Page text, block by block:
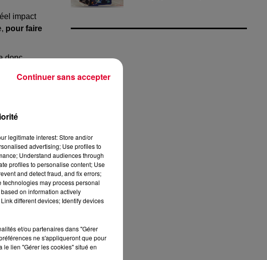
impact
pour faire
donc
se sont
sacrifiée
pour une
il
legitimate interest: Store and/or
advertising; Use profiles to
Understand audiences through
profiles to personalise content; Use
and detect fraud, and fix errors;
may process personal
on information actively
different devices; Identify devices
et/ou partenaires dans "Gérer
ne s'appliqueront que pour
le lien "Gérer les cookies" situé en
Continuer sans accepter